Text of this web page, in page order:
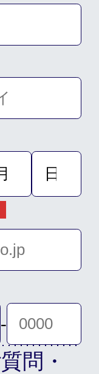
-
問・